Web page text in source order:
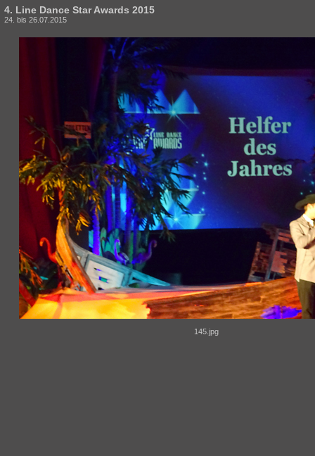
4. Line Dance Star Awards 2015
24. bis 26.07.2015
145.jpg